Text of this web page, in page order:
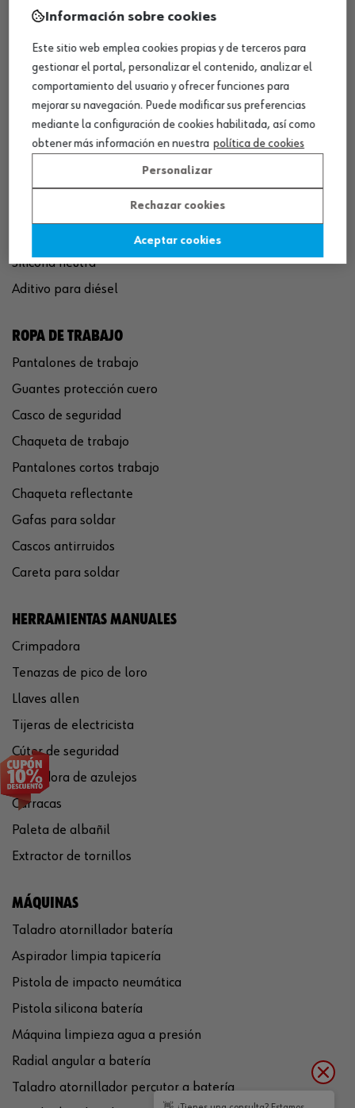
QUÍMICOS
Limpiador de frenos
Eliminador de óxido
Pegamento rápido
Polímero sellador MS
Pistola espuma poliuretano
Silicona neutra
Aditivo para diésel
ROPA DE TRABAJO
Pantalones de trabajo
Guantes protección cuero
Casco de seguridad
Chaqueta de trabajo
Pantalones cortos trabajo
Chaqueta reflectante
Gafas para soldar
Cascos antirruidos
Careta para soldar
HERRAMIENTAS MANUALES
Crimpadora
Tenazas de pico de loro
Llaves allen
Tijeras de electricista
Cúter de seguridad
Cortadora de azulejos
Carracas
Paleta de albañil
Extractor de tornillos
MÁQUINAS
Taladro atornillador batería
Aspirador limpia tapicería
Pistola de impacto neumática
Pistola silicona batería
Máquina limpieza agua a presión
Radial angular a batería
Taladro atornillador percutor a batería
Información sobre cookies
Este sitio web emplea cookies propias y de terceros para
gestionar el portal, personalizar el contenido, analizar el
comportamiento del usuario y ofrecer funciones para
mejorar su navegación. Puede modificar sus preferencias
mediante la configuración de cookies habilitada, así como
obtener más información en nuestra política de cookies
Personalizar
Rechazar cookies
Aceptar cookies